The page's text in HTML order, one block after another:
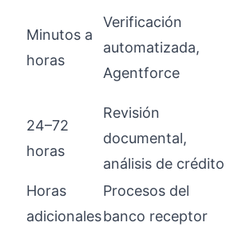
Minutos a
horas
Verificación
automatizada,
Agentforce
24–72
horas
Revisión
documental,
análisis de crédito
Horas
adicionales
Procesos del
banco receptor